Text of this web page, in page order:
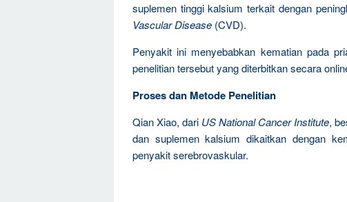
suplemen tinggi kalsium terkait dengan
Vascular Disease (CVD).
Penyakit ini menyebabkan kematian pada
penelitian tersebut yang diterbitkan secara
Proses dan Metode Penelitian
Qian Xiao, dari US National Cancer Institute,
dan suplemen kalsium dikaitkan dengan
penyakit serebrovaskular.